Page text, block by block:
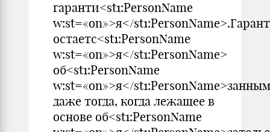
гаранти<st1:PersonName
w:st=«on»>я</st1:PersonName>.Гарант
остаетс<st1:PersonName
w:st=«on»>я</st1:PersonName>
об<st1:PersonName
w:st=«on»>я</st1:PersonName>занным
даже тогда, когда лежащее в
основе об<st1:PersonName